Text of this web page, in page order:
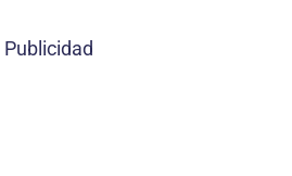
at ai m
Publicidad